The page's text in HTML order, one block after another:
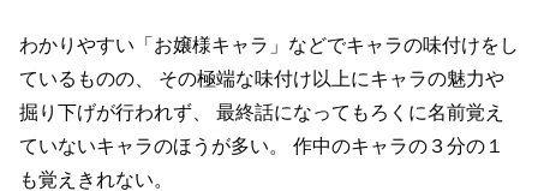
わかりやすい「お嬢様キャラ」などでキャラの味付けをし
ているものの、
その極端な味付け以上にキャラの魅力や
掘り下げが行われず、
最終話になってもろくに名前覚え
ていないキャラのほうが多い。
作中のキャラの３分の１
も覚えきれない。